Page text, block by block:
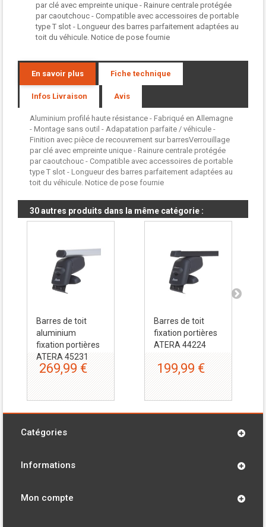
par clé avec empreinte unique - Rainure centrale protégée
par caoutchouc - Compatible avec accessoires de portable
type T slot - Longueur des barres parfaitement adaptées au
toit du véhicule. Notice de pose fournie
En savoir plus Fiche technique
Infos Livraison Avis
Aluminium profilé haute résistance - Fabriqué en Allemagne
- Montage sans outil - Adapatation parfaite / véhicule -
Finition avec pièce de recouvrement sur barresVerrouillage
par clé avec empreinte unique - Rainure centrale protégée
par caoutchouc - Compatible avec accessoires de portable
type T slot - Longueur des barres parfaitement adaptées au
toit du véhicule. Notice de pose fournie
30 autres produits dans la même catégorie :
Barres de toit
aluminium
fixation portières
ATERA 45231
269,99 €
Barres de toit
fixation portières
ATERA 44224
199,99 €
Catégories
Informations
Mon compte